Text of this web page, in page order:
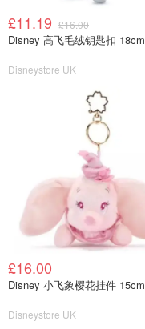
£11.19 £16.00
Disney 高飞毛绒钥匙扣 18cm
Disneystore UK
£16.00
Disney 小飞象樱花挂件 15cm
Disneystore UK